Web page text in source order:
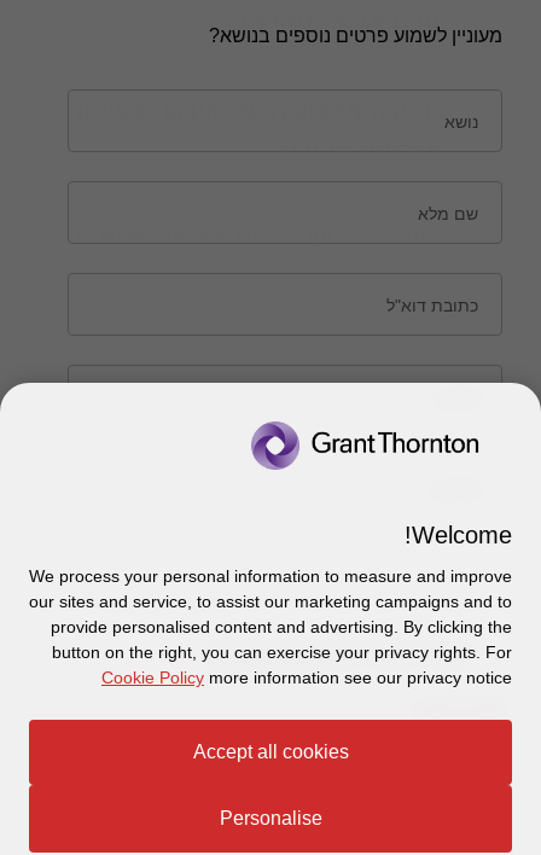
ותאונות עבודה
07 ייעוץ בגיבוש תכנית אכיפה פנימית
מעוניין לשמוע פרטים נוספים בנושא?
נושא
שם מלא
כתובת דוא"ל
קראתי והבנתי את מדיניות פרטיות *
צור קשר
כניסה לעובדים - דוא"ל
כניסה לעובדים - דוחות עבודה
אודותינו
זיכרון והנצחה
תקנון
מדיניות הפרטיות
Disclaimer
Ethics Hotline
עקבו אחרינו ברשתות החברתיות
Welcome!
We process your personal information to measure and improve
our sites and service, to assist our marketing campaigns and to
provide personalised content and advertising. By clicking the
button on the right, you can exercise your privacy rights. For
more information see our privacy notice
Cookie Policy
Accept all cookies
Personalise